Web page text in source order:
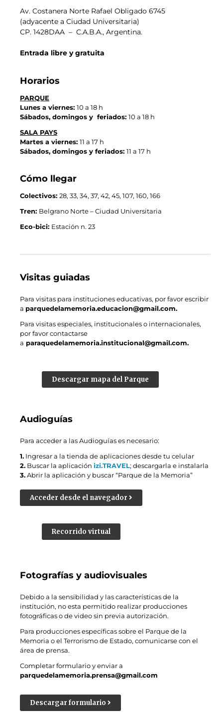
Av. Costanera Norte Rafael Obligado 6745
(adyacente a Ciudad Universitaria)
CP. 1428DAA – C.A.B.A., Argentina.
Entrada libre y gratuita
Horarios
PARQUE
Lunes a viernes: 10 a 18 h
Sábados, domingos y feriados: 10 a 18 h
SALA PAYS
Martes a viernes: 11 a 17 h
Sábados, domingos y feriados: 11 a 17 h
Cómo llegar
Colectivos: 28, 33, 34, 37, 42, 45, 107, 160, 166
Tren: Belgrano Norte – Ciudad Universitaria
Eco-bici: Estación n. 23
Visitas guiadas
Para visitas para instituciones educativas, por favor escribir
a parquedelamemoria.educacion@gmail.com.
Para visitas especiales, institucionales o internacionales,
por favor contactarse
a paraquedelamemoria.institucional@gmail.com.
Descargar mapa del Parque
Audioguías
Para acceder a las Audioguías es necesario:
1. Ingresar a la tienda de aplicaciones desde tu celular
2. Buscar la aplicación izi.TRAVEL; descargarla e instalarla
3.Abrir la aplicación y buscar “Parque de la Memoria”
Acceder desde el navegador
Recorrido virtual
Fotografías y audiovisuales
Debido a la sensibilidad y las características de la
institución, no esta permitido realizar producciones
fotográficas o de video sin previa autorización.
Para producciones específicas sobre el Parque de la
Memoria o el Terrorismo de Estado, comunicarse con el
área de prensa.
Completar formulario y enviar a
parquedelamemoria.prensa@gmail.com
Descargar formulario